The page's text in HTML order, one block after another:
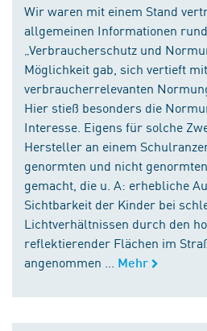
Wir waren mit einem Stand
allgemeinen Informationen
„Verbraucherschutz und
Möglichkeit gab, sich vertieft mit
verbraucherrelevanten
Hier stieß besonders die
Interesse. Eigens für solche
Hersteller an einem
genormten und nicht
gemacht, die u. A: erhebliche
Sichtbarkeit der Kinder bei
Lichtverhältnissen durch den
reflektierender Flächen im
angenommen ...
Mehr